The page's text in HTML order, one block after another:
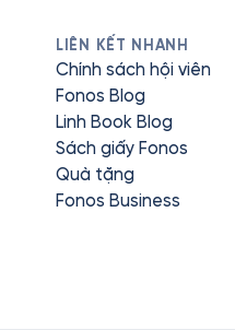
LIÊN KẾT NHANH
Chính sách hội viên
Fonos Blog
Linh Book Blog
Sách giấy Fonos
Quà tặng
Fonos Business